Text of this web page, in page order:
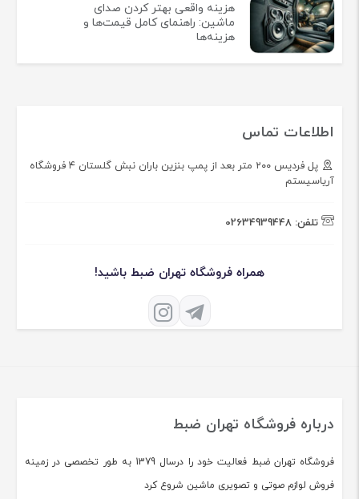
هزینه واقعی بهتر کردن صدای
ماشین: راهنمای کامل قیمت‌ها و
هزینه‌ها
اطلاعات تماس
پل فردیس ۲۰۰ متر بعد از پمپ بنزین باران نبش گلستان ۴ فروشگاه
آریاسیستم
تلفن: 02634939448
همراه فروشگاه تهران ضبط باشید!
درباره فروشگاه تهران ضبط
فروشگاه تهران ضبط فعالیت خود را درسال 1379 به طور تخصصی در زمینه
فروش لوازم صوتی و تصویری ماشین شروع کرد